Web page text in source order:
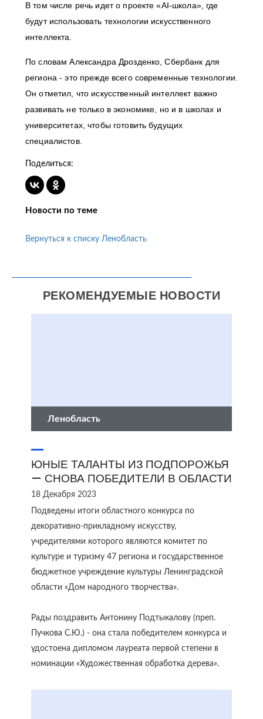
В том числе речь идет о проекте «AI-школа», где
будут использовать технологии искусственного
интеллекта.
По словам Александра Дрозденко, Сбербанк для
региона - это прежде всего современные технологии.
Он отметил, что искусственный интеллект важно
развивать не только в экономике, но и в школах и
университетах, чтобы готовить будущих
специалистов.
Поделиться:
Новости по теме
Вернуться к списку Ленобласть
РЕКОМЕНДУЕМЫЕ НОВОСТИ
Ленобласть
ЮНЫЕ ТАЛАНТЫ ИЗ ПОДПОРОЖЬЯ
— СНОВА ПОБЕДИТЕЛИ В ОБЛАСТИ
18 Декабря 2023
Подведены итоги областного конкурса по
декоративно-прикладному искусству,
учредителями которого являются комитет по
культуре и туризму 47 региона и государственное
бюджетное учреждение культуры Ленинградской
области «Дом народного творчества».
Рады поздравить Антонину Подтыкалову (преп.
Пучкова С.Ю.) - она стала победителем конкурса и
удостоена дипломом лауреата первой степени в
номинации «Художественная обработка дерева».